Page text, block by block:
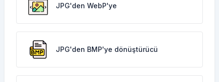
JPG'den WebP'ye
JPG'den BMP'ye dönüştürücü